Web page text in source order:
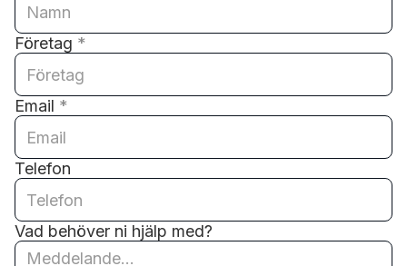
Företag *
Email *
Telefon
Vad behöver ni hjälp med?